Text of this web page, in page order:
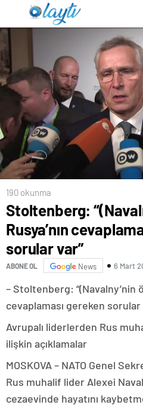
190 okunma
Stoltenberg:
Rusya’nın
sorular var”
ABONE OL News 6 Mart
– Stoltenberg: “(Navalny’nin
cevaplaması gereken sorular
Avrupalı liderlerden Rus
ilişkin açıklamalar
MOSKOVA – NATO Genel
Rus muhalif lider Alexei
cezaevinde hayatını